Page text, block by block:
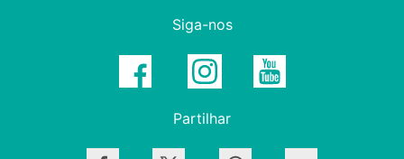
Siga-nos
Partilhar